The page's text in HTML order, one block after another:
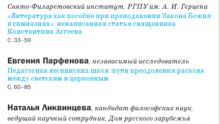
христианского воспитания. В статье Д. А. Карпука
рассматривается воспитательный процесс в
Ленинградских духовных академии и семинарии в 1940-х
годах. Статья З. А. Лурье посвящена характеристике и
катехизации, возникшей и развивающейся в западной
христианской традиции. Завершает раздел академическое
интервью, в котором приняли участие ученые и практики,
посвященное проблемам христианской педагогики, с
детьми в современной России.
Свято-Филаретовский институт, РГПУ им. А. И. Герцена
«Литература как пособие при преподавании Закона Божия
в гимназиях»: ненаписанная статья священника
Константина Аггеева
С. 33–59
Евгения Парфенова, независимый исследователь
Педагогика леснинских школ: пути преодоления раскола
между светским и церковным
С. 60–85
Наталья Ликвинцева, кандидат философских наук,
ведущий научный сотрудник, Дом русского зарубежья